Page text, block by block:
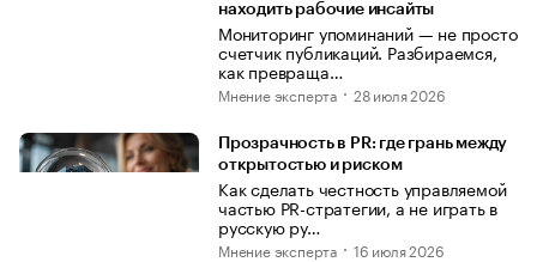
находить рабочие инсайты
Мониторинг упоминаний — не просто
счетчик публикаций. Разбираемся,
как превраща…
Мнение эксперта 28 июля 2026
Прозрачность в PR: где грань между
открытостью и риском
Как сделать честность управляемой
частью PR-стратегии, а не играть в
русскую ру…
Мнение эксперта 16 июля 2026